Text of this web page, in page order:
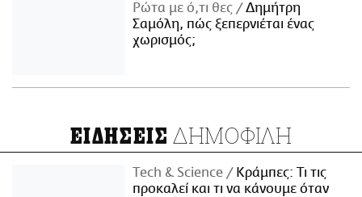
Ρώτα με ό,τι θες
Δημήτρη
Σαμόλη, πώς ξεπερνιέται ένας
χωρισμός;
ΕΙΔΗΣΕΙΣ ΔΗΜΟΦΙΛΗ
Τech & Science
Κράμπες: Τι τις
προκαλεί και τι να κάνουμε όταν